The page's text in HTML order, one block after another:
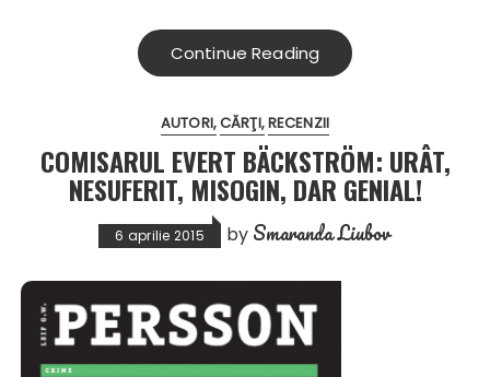
Continue Reading
AUTORI CĂRŢI RECENZII
COMISARUL EVERT BÄCKSTRÖM: URÂT,
NESUFERIT, MISOGIN, DAR GENIAL!
6 aprilie 2015 by Smaranda Liubov